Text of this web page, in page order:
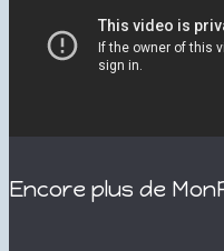
Encore plus de